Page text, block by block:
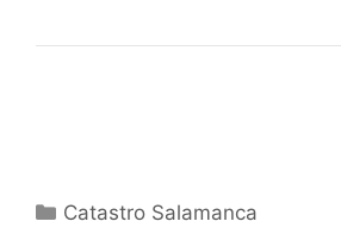
Categorías
Catastro Salamanca